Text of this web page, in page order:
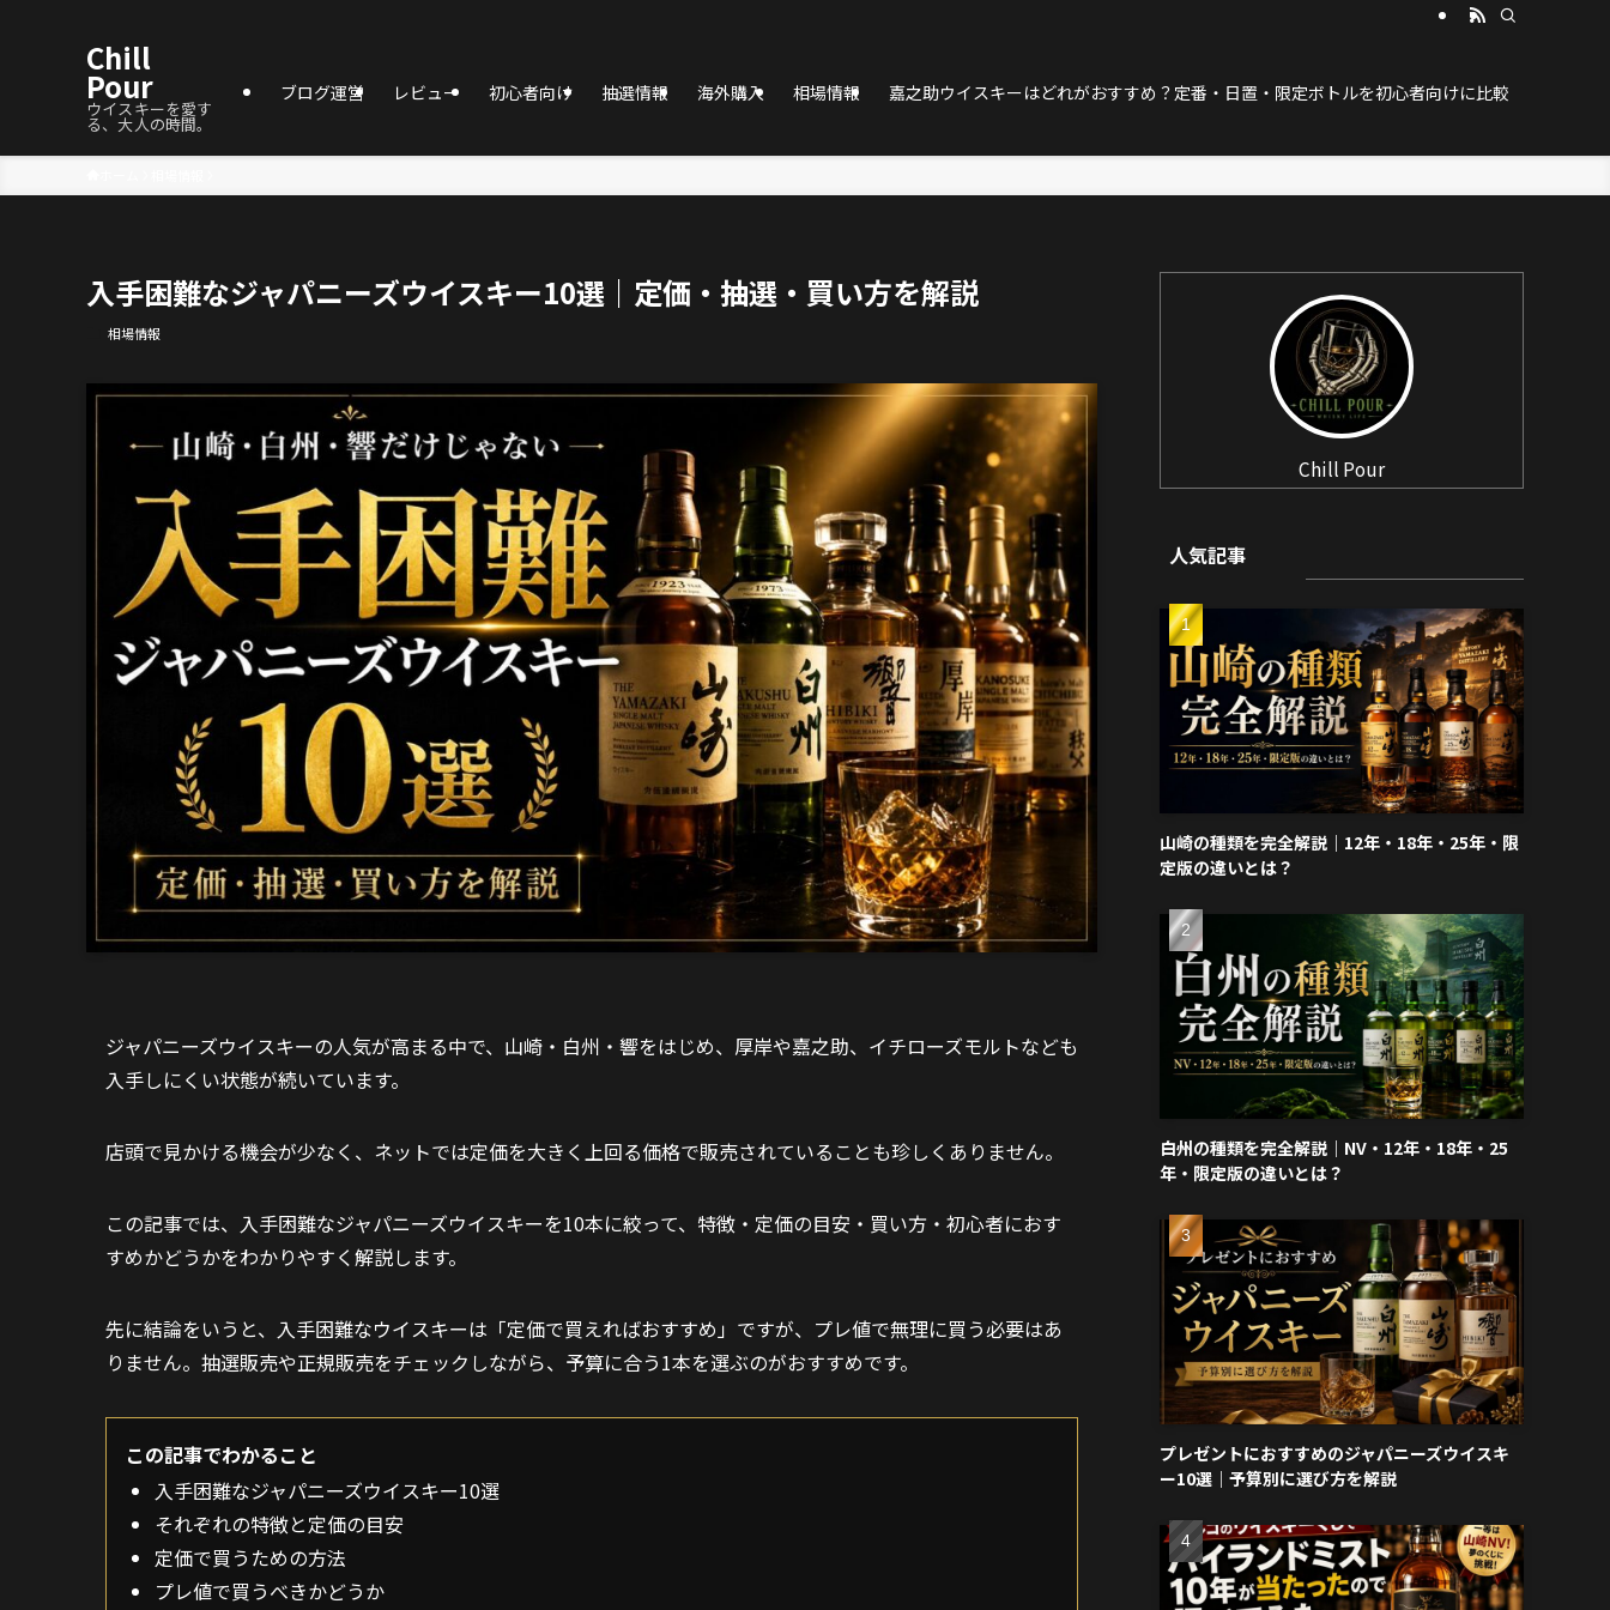
Chill
Pour
ウイスキーを愛す
る、大人の時間。
ブログ運営 レビュー 初心者向け 抽選情報 海外購入 相場情報 嘉之助ウイスキーはどれがおすすめ？定番・日置・限定ボトルを初心者向けに比較
入手困難なジャパニーズウイスキー10選｜定価・抽選・買い方を解説
相場情報
ジャパニーズウイスキーの人気が高まる中で、山崎・白州・響をはじめ、厚岸や嘉之助、イチローズモルトなども
入手しにくい状態が続いています。
店頭で見かける機会が少なく、ネットでは定価を大きく上回る価格で販売されていることも珍しくありません。
この記事では、入手困難なジャパニーズウイスキーを10本に絞って、特徴・定価の目安・買い方・初心者におす
すめかどうかをわかりやすく解説します。
先に結論をいうと、入手困難なウイスキーは「定価で買えればおすすめ」ですが、プレ値で無理に買う必要はあ
りません。抽選販売や正規販売をチェックしながら、予算に合う1本を選ぶのがおすすめです。
この記事でわかること
入手困難なジャパニーズウイスキー10選
それぞれの特徴と定価の目安
定価で買うための方法
プレ値で買うべきかどうか
Chill Pour
人気記事
山崎の種類を完全解説｜12年・18年・25年・限
定版の違いとは？
白州の種類を完全解説｜NV・12年・18年・25
年・限定版の違いとは？
プレゼントにおすすめのジャパニーズウイスキ
ー10選｜予算別に選び方を解説